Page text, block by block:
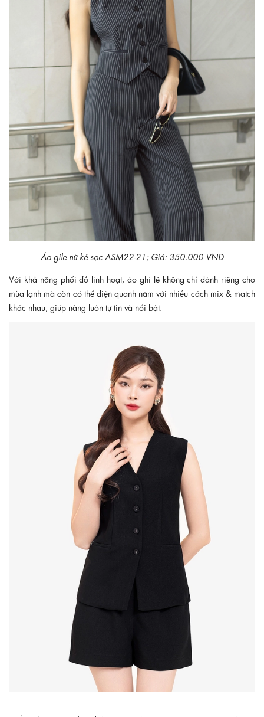
Áo gile nữ kẻ sọc ASM22-21; Giá: 350.000 VNĐ
Với khả năng phối đồ linh hoạt, áo ghi lê không chỉ dành riêng cho
mùa lạnh mà còn có thể diện quanh năm với nhiều cách mix & match
khác nhau, giúp nàng luôn tự tin và nổi bật.